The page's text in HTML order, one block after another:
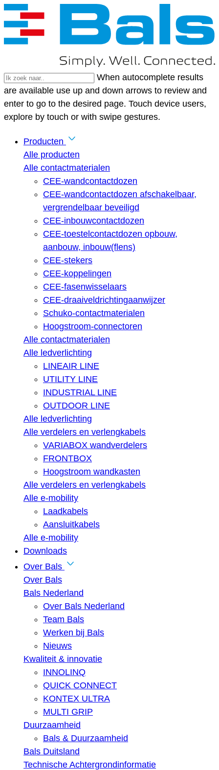
When autocomplete results
are available use up and down arrows to review and
enter to go to the desired page. Touch device users,
explore by touch or with swipe gestures.
Producten
Alle producten
Alle contactmaterialen
CEE-wandcontactdozen
CEE-wandcontactdozen afschakelbaar,
vergrendelbaar beveiligd
CEE-inbouwcontactdozen
CEE-toestelcontactdozen opbouw,
aanbouw, inbouw(flens)
CEE-stekers
CEE-koppelingen
CEE-fasenwisselaars
CEE-draaiveldrichtingaanwijzer
Schuko-contactmaterialen
Hoogstroom-connectoren
Alle contactmaterialen
Alle ledverlichting
LINEAIR LINE
UTILITY LINE
INDUSTRIAL LINE
OUTDOOR LINE
Alle ledverlichting
Alle verdelers en verlengkabels
VARIABOX wandverdelers
FRONTBOX
Hoogstroom wandkasten
Alle verdelers en verlengkabels
Alle e-mobility
Laadkabels
Aansluitkabels
Alle e-mobility
Downloads
Over Bals
Over Bals
Bals Nederland
Over Bals Nederland
Team Bals
Werken bij Bals
Nieuws
Kwaliteit & innovatie
INNOLINQ
QUICK CONNECT
KONTEX ULTRA
MULTI GRIP
Duurzaamheid
Bals & Duurzaamheid
Bals Duitsland
Technische Achtergrondinformatie